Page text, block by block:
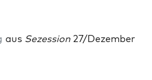
aus Sezession27/Dezember